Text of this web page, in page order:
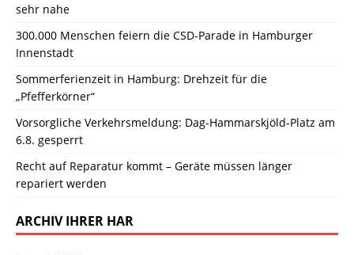
sehr nahe
300.000 Menschen feiern die CSD-Parade in Hamburger
Innenstadt
Sommerferienzeit in Hamburg: Drehzeit für die
„Pfefferkörner“
Vorsorgliche Verkehrsmeldung: Dag-Hammarskjöld-Platz am
6.8. gesperrt
Recht auf Reparatur kommt – Geräte müssen länger
repariert werden
ARCHIV IHRER HAR